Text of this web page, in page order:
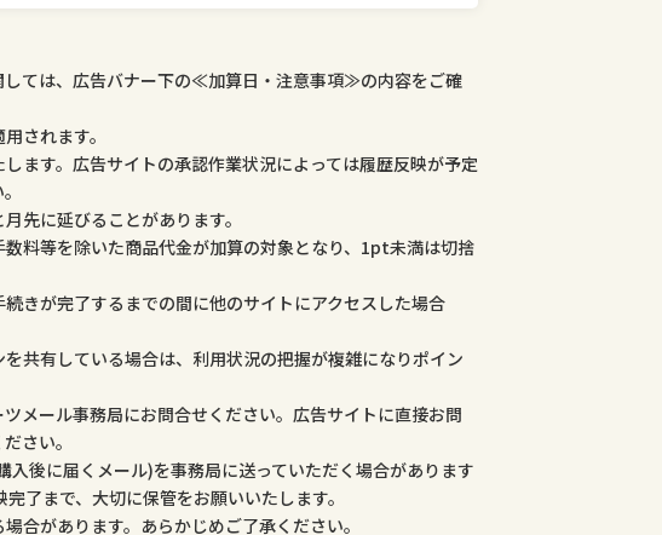
ては、広告バナー下の≪加算日・注意事項≫の内容をご確
されます。
ます。広告サイトの承認作業状況によっては履歴反映が予定
先に延びることがあります。
料等を除いた商品代金が加算の対象となり、1pt未満は切捨
きが完了するまでの間に他のサイトにアクセスした場合
共有している場合は、利用状況の把握が複雑になりポイン
メール事務局にお問合せください。広告サイトに直接お問
さい。
後に届くメール)を事務局に送っていただく場合があります
了まで、大切に保管をお願いいたします。
合があります。あらかじめご了承ください。